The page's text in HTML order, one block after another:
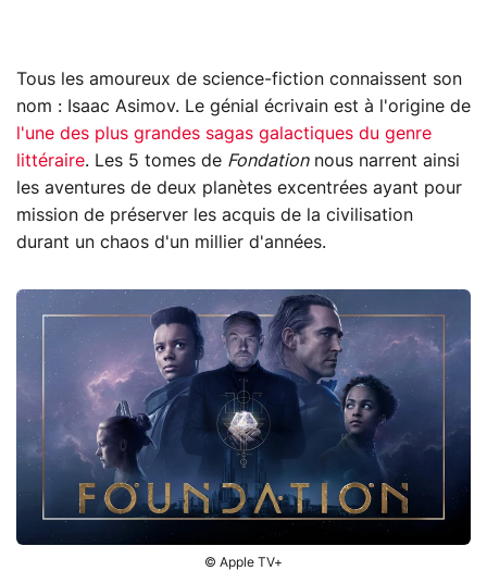
Tous les amoureux de science-fiction connaissent son
nom : Isaac Asimov. Le génial écrivain est à l'origine de
l'une des plus grandes sagas galactiques du genre
littéraire. Les 5 tomes de Fondationnous narrent ainsi
les aventures de deux planètes excentrées ayant pour
mission de préserver les acquis de la civilisation
durant un chaos d'un millier d'années.
© Apple TV+